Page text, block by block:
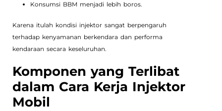
Konsumsi BBM menjadi lebih boros.
Karena itulah kondisi injektor sangat berpengaruh
terhadap kenyamanan berkendara dan performa
kendaraan secara keseluruhan.
Komponen yang Terlibat
dalam Cara Kerja Injektor
Mobil